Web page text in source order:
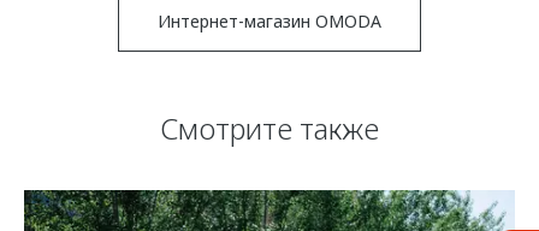
Интернет-магазин OMODA
Смотрите также